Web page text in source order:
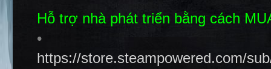
Hỗ trợ nhà phát triển bằng cách
•
https://store.steampowered.com/